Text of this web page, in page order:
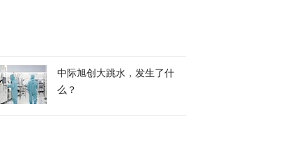
中际旭创大跳水，发生了什
么？